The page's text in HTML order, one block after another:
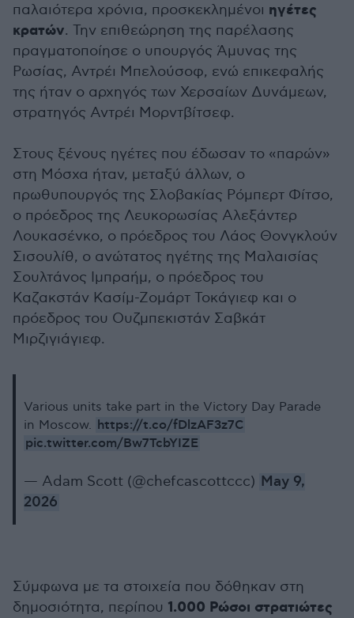
παλαιότερα χρόνια, προσκεκλημένοι ηγέτες
κρατών. Την επιθεώρηση της παρέλασης
πραγματοποίησε ο υπουργός Άμυνας της
Ρωσίας, Αντρέι Μπελούσοφ, ενώ επικεφαλής
της ήταν ο αρχηγός των Χερσαίων Δυνάμεων,
στρατηγός Αντρέι Μορντβίτσεφ.
Στους ξένους ηγέτες που έδωσαν το «παρών»
στη Μόσχα ήταν, μεταξύ άλλων, ο
πρωθυπουργός της Σλοβακίας Ρόμπερτ Φίτσο,
ο πρόεδρος της Λευκορωσίας Αλεξάντερ
Λουκασένκο, ο πρόεδρος του Λάος Θονγκλούν
Σισουλίθ, ο ανώτατος ηγέτης της Μαλαισίας
Σουλτάνος Ιμπραήμ, ο πρόεδρος του
Καζακστάν Κασίμ-Ζομάρτ Τοκάγιεφ και ο
πρόεδρος του Ουζμπεκιστάν Σαβκάτ
Μιρζιγιάγιεφ.
Various units take part in the Victory Day Parade
in Moscow. https://t.co/fDlzAF3z7C
pic.twitter.com/Bw7TcbYIZE
— Adam Scott (@chefcascottccc) May 9,
2026
Σύμφωνα με τα στοιχεία που δόθηκαν στη
δημοσιότητα, περίπου 1.000 Ρώσοι στρατιώτες